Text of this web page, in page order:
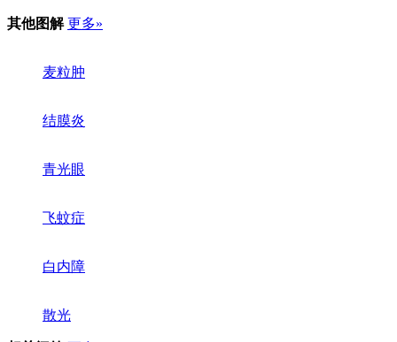
其他图解 更多»
麦粒肿
结膜炎
青光眼
飞蚊症
白内障
散光